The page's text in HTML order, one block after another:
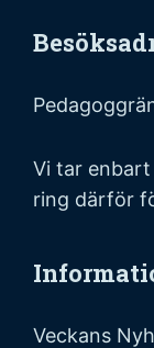
Vi tar
ring därför
Veckans